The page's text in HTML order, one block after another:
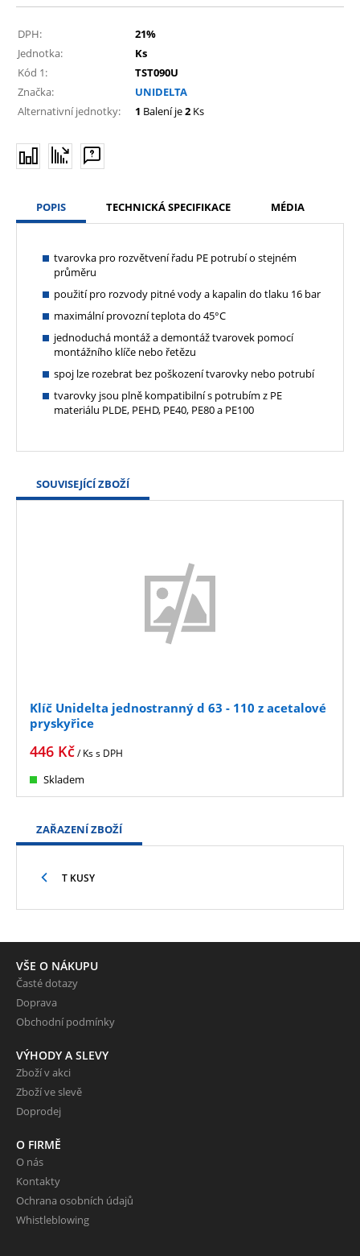
DPH:
21%
Jednotka:
Ks
Kód 1:
TST090U
Značka:
UNIDELTA
Alternativní jednotky:
1 Balení je2 Ks
POPIS TECHNICKÁ SPECIFIKACE MÉDIA
tvarovka pro rozvětvení řadu PE potrubí o stejném
průměru
použití pro rozvody pitné vody a kapalin do tlaku 16 bar
maximální provozní teplota do 45°C
jednoduchá montáž a demontáž tvarovek pomocí
montážního klíče nebo řetězu
spoj lze rozebrat bez poškození tvarovky nebo potrubí
tvarovky jsou plně kompatibilní s potrubím z PE
materiálu PLDE, PEHD, PE40, PE80 a PE100
SOUVISEJÍCÍ ZBOŽÍ
Klíč Unidelta jednostranný d 63 - 110 z acetalové
pryskyřice
446 Kč/ Kss DPH
Skladem
ZAŘAZENÍ ZBOŽÍ
T KUSY
VŠE O NÁKUPU
Časté dotazy
Doprava
Obchodní podmínky
VÝHODY A SLEVY
Zboží v akci
Zboží ve slevě
Doprodej
O FIRMĚ
O nás
Kontakty
Ochrana osobních údajů
Whistleblowing